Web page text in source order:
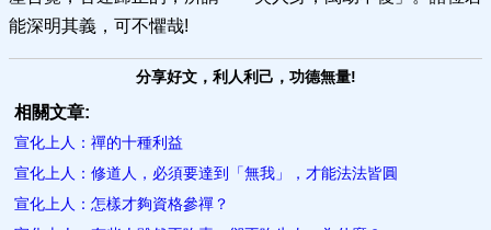
能深明其義，可不懼哉!
分享好文，利人利己，功德無量!
相關文章:
宣化上人：禪的十種利益
宣化上人：修道人，必須要達到「無我」，才能法法皆圓
宣化上人：怎樣才夠資​格參禪？